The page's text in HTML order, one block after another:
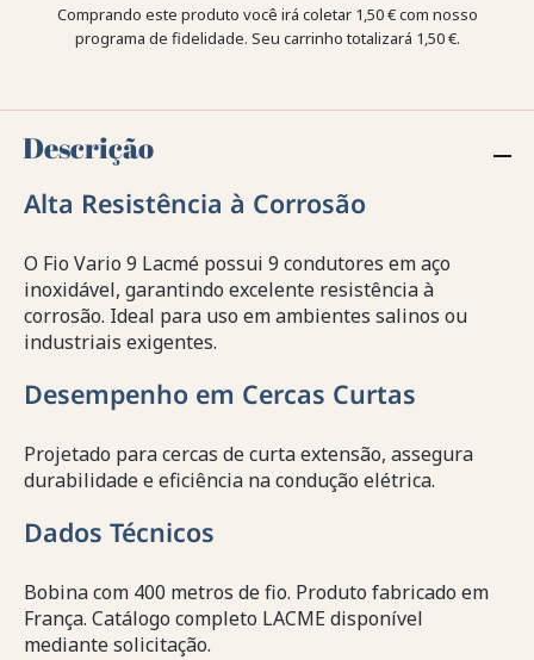
Comprando este produto você irá coletar 1,50 €com nosso
programa de fidelidade. Seu carrinho totalizará 1,50 €.
Descrição
Alta Resistência à Corrosão
O Fio Vario 9 Lacmé possui 9 condutores em aço
inoxidável, garantindo excelente resistência à
corrosão. Ideal para uso em ambientes salinos ou
industriais exigentes.
Desempenho em Cercas Curtas
Projetado para cercas de curta extensão, assegura
durabilidade e eficiência na condução elétrica.
Dados Técnicos
Bobina com 400 metros de fio. Produto fabricado em
França. Catálogo completo LACME disponível
mediante solicitação.